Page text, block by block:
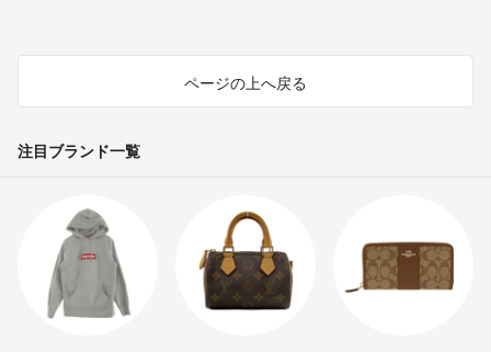
ページの上へ戻る
注目ブランド一覧